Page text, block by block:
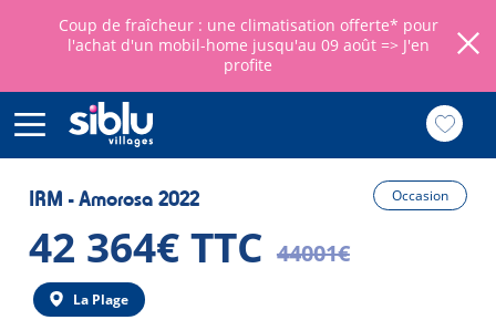
contenu
Coup de fraîcheur : une climatisation offerte* pour
l'achat d'un mobil-home jusqu'au 09 août => J'en
profite
Occasion
IRM - Amorosa 2022
42 364€ TTC 44001€
La Plage